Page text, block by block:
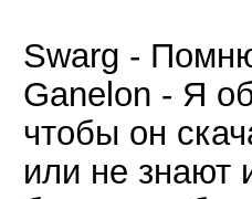
Swarg -
Ganelon - Я
чтобы он
или не знают